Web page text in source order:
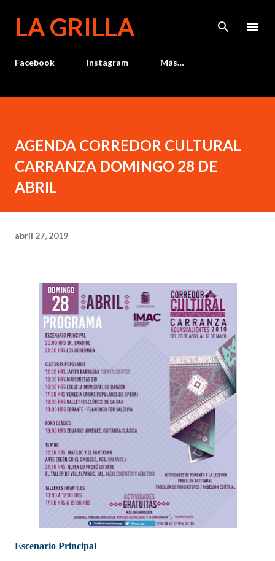
LA GRILLA
Facebook Instagram Más…
AGENDA CORREDOR CULTURAL
CARRANZA DOMINGO 28 DE
ABRIL
abril 27, 2019
Escenario Principal